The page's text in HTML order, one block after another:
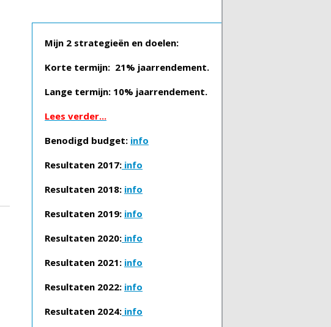
Mijn 2 strategieën en doelen:
Korte termijn: 21% jaarrendement.
Lange termijn: 10% jaarrendement.
Lees verder...
Benodigd budget: info
Resultaten 2017: info
Resultaten 2018: info
Resultaten 2019: info
Resultaten 2020: info
Resultaten 2021: info
Resultaten 2022: info
Resultaten 2024: info